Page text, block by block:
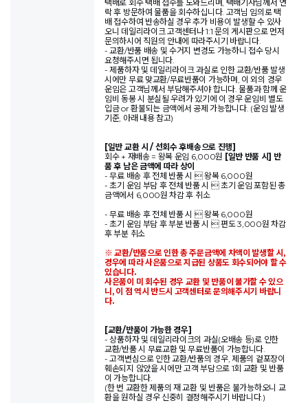
택배로 회수 택배 접수를 도와드리며, 택배기사님께서 연
락 후 방문하여 물품을 회수하십니다. 고객님 임의로 택
배 접수하여 반송하실 경우 추가 비용이 발생할 수 있사
오니 데일리라이크 고객센터나 1:1 문의 게시판으로 먼저
문의하시어 직원의 안내에 따라주시기 바랍니다.
- 교환/반품 배송 및 수거지 변경도 가능하니 접수 당시
요청해주시면 됩니다.
- 제품하자 및 데일리라이크 과실로 인한 교환/반품 발생
시에만 무료 맞교환/무료반품이 가능하며, 이 외의 경우
운임은 고객님께서 부담해주셔야 합니다. 물품과 함께 운
임비 동봉 시 분실될 우려가 있기에 이 경우 운임비 별도
입금 or 환불되는 금액에서 공제 가능합니다. (운임 발생
기준, 아래 내용 참고)
[일반 교환 시 / 선회수 후배송으로 진행]
회수 + 재배송 = 왕복 운임 6,000원 [일반 반품 시] 반
품 후 남은 금액에 따라 상이
- 무료 배송 후 전체 반품 시  왕복 6,000원
- 초기 운임 부담 후 전체 반품 시  초기 운임 포함된 총
금액에서 6,000원 차감 후 취소
- 무료 배송 후 전체 반품 시  왕복 6,000원
- 초기 운임 부담 후 부분 반품 시  편도 3,000원 차감
후 부분 취소
※ 교환/반품으로 인한 총 주문금액에 차액이 발생할 시,
경우에 따라 사은품으로 지급된 상품도 회수되어야 할 수
있습니다.
사은품이 미 회수된 경우 교환 및 반품이 불가할 수 있으
니, 이 점 역시 반드시 고객센터로 문의해주시기 바랍니
다.
[교환/반품이 가능한 경우]
- 상품하자 및 데일리라이크의 과실(오배송 등)로 인한
교환/반품 시 무료교환 및 무료반품이 가능합니다.
- 고객변심으로 인한 교환/반품의 경우, 제품의 겉포장이
훼손되지 않았을 시에만 고객 부담으로 1회 교환 및 반품
이 가능합니다.
(한 번 교환한 제품의 재 교환 및 반품은 불가능하오니 교
환을 원하실 경우 신중히 결정해주시기 바랍니다.)